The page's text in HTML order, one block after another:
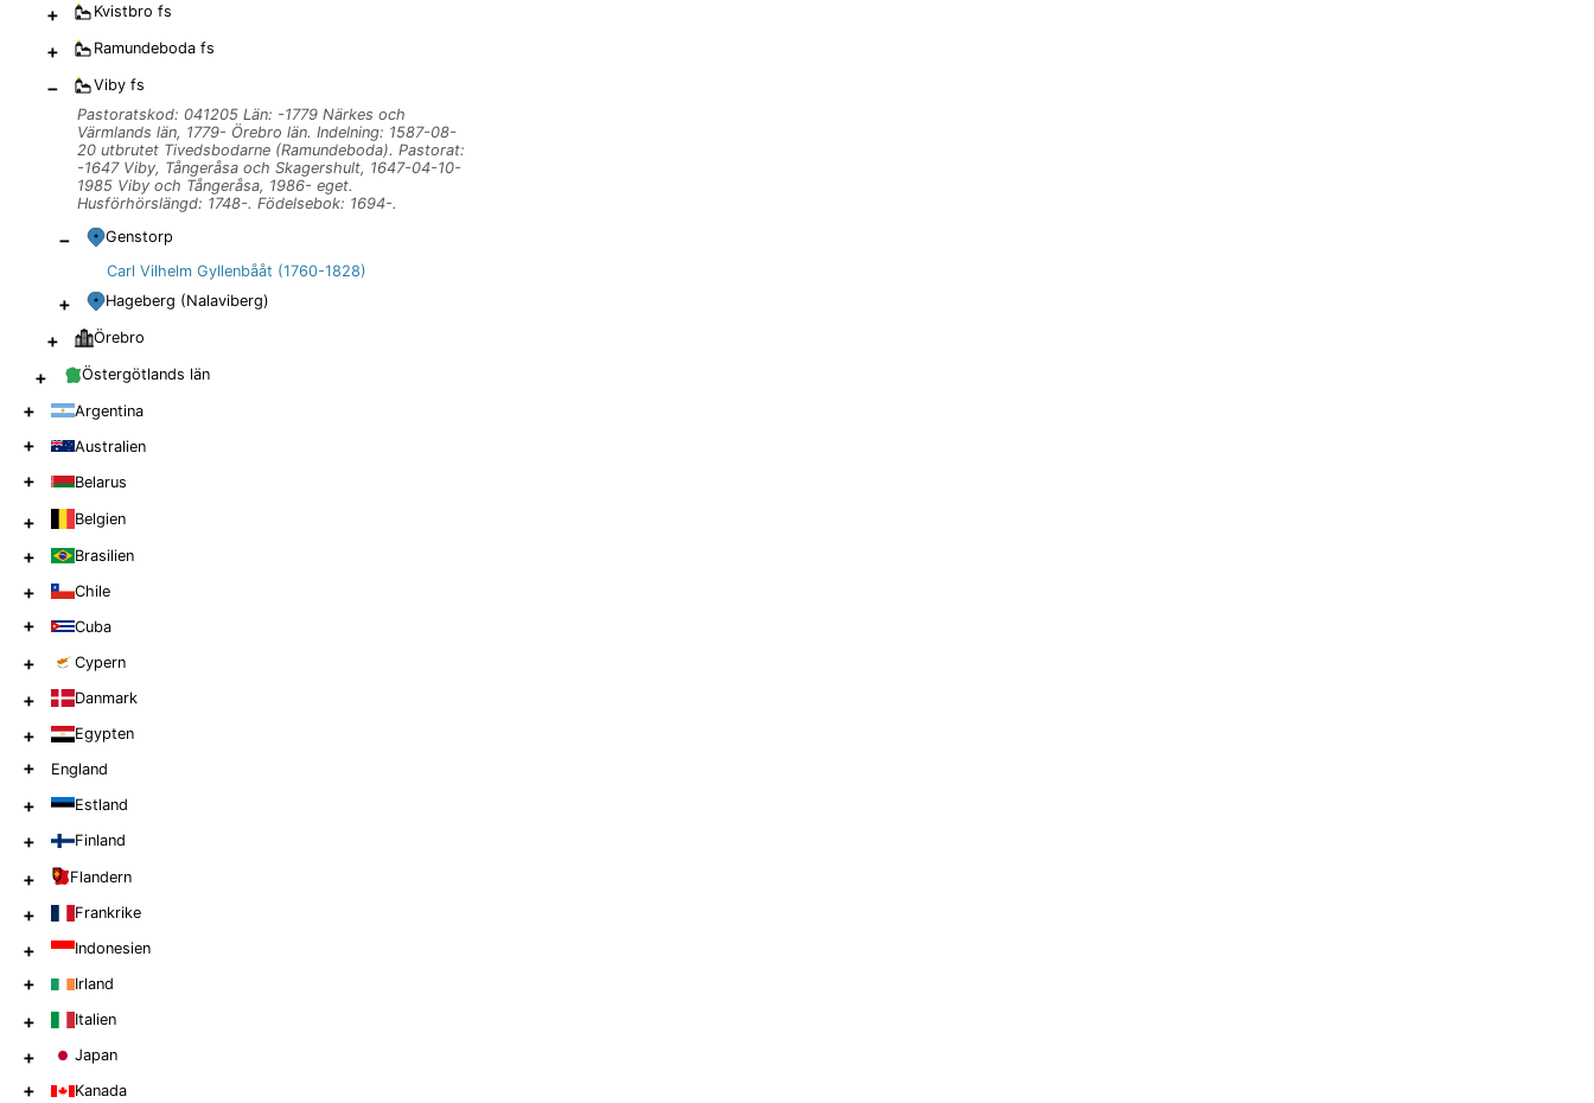
+ Kvistbro fs
+ Ramundeboda fs
− Viby fs
Pastoratskod: 041205 Län: -1779 Närkes och
Värmlands län, 1779- Örebro län. Indelning: 1587-08-
20 utbrutet Tivedsbodarne (Ramundeboda). Pastorat:
-1647 Viby, Tångeråsa och Skagershult, 1647-04-10-
1985 Viby och Tångeråsa, 1986- eget.
Husförhörslängd: 1748-. Födelsebok: 1694-.
−
Genstorp
Carl Vilhelm Gyllenbååt (1760-1828)
+ Hageberg (Nalaviberg)
+ Örebro
+ Östergötlands län
+ Argentina
+ Australien
+ Belarus
+ Belgien
+ Brasilien
+ Chile
+ Cuba
+ Cypern
+ Danmark
+ Egypten
+ England
+ Estland
+ Finland
+ Flandern
+ Frankrike
+ Indonesien
+ Irland
+ Italien
+ Japan
+ Kanada